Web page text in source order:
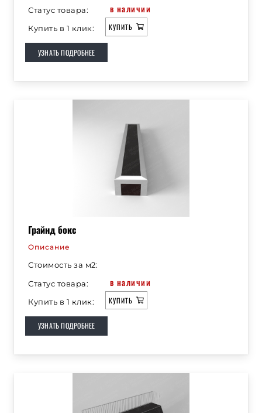
Статус товара:
в наличии
Купить в 1 клик: КУПИТЬ
УЗНАТЬ ПОДРОБНЕЕ
Грайнд бокс
Описание
Стоимость за м2:
Статус товара:
в наличии
Купить в 1 клик: КУПИТЬ
УЗНАТЬ ПОДРОБНЕЕ